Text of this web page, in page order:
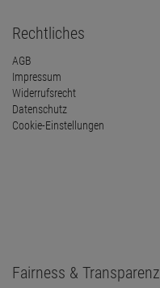
Rechtliches
AGB
Impressum
Widerrufsrecht
Datenschutz
Cookie-Einstellungen
Fairness & Transparenz